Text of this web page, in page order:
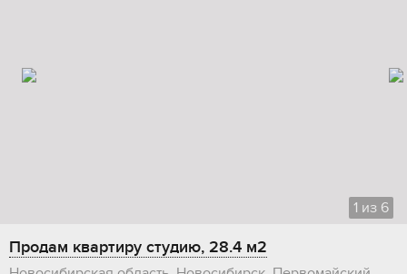
1 из 6
Продам квартиру студию, 28.4 м2